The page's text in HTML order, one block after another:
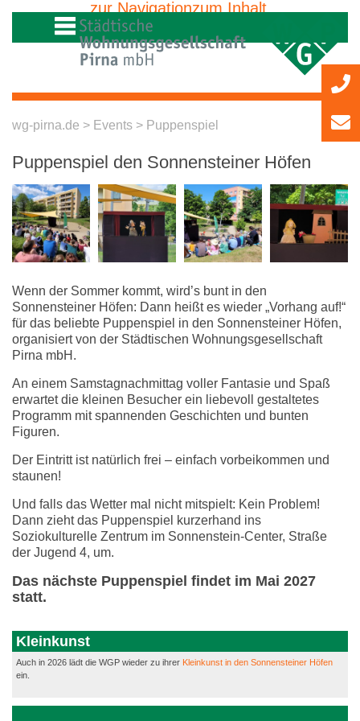
zur Navigation
»
zum Inhalt
wg-pirna.de > Events > Puppenspiel
Puppenspiel den Sonnensteiner Höfen
Wenn der Sommer kommt, wird’s bunt in den
Sonnensteiner Höfen: Dann heißt es wieder „Vorhang auf!“
für das beliebte Puppenspiel in den Sonnensteiner Höfen,
organisiert von der Städtischen Wohnungsgesellschaft
Pirna mbH.
An einem Samstagnachmittag voller Fantasie und Spaß
erwartet die kleinen Besucher ein liebevoll gestaltetes
Programm mit spannenden Geschichten und bunten
Figuren.
Der Eintritt ist natürlich frei – einfach vorbeikommen und
staunen!
Und falls das Wetter mal nicht mitspielt: Kein Problem!
Dann zieht das Puppenspiel kurzerhand ins
Soziokulturelle Zentrum im Sonnenstein-Center, Straße
der Jugend 4, um.
Das nächste Puppenspiel findet im Mai 2027
statt.
Kleinkunst
Auch in 2026 lädt die WGP wieder zu ihrer Kleinkunst in den Sonnensteiner Höfen
ein.